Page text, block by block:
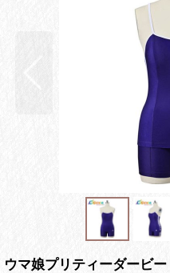
ウマ娘プリティーダー